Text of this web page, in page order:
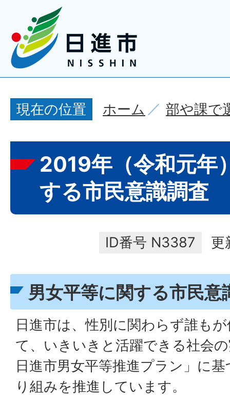
現在の位置 ホーム 部や課で
2019年（令和元年
する市民意識調査
ID番号 N3387 更
男女平等に関する市民意
日進市は、性別に関わらず誰も
て、いきいきと活躍できる社会
日進市男女平等推進プラン」に
り組みを推進しています。